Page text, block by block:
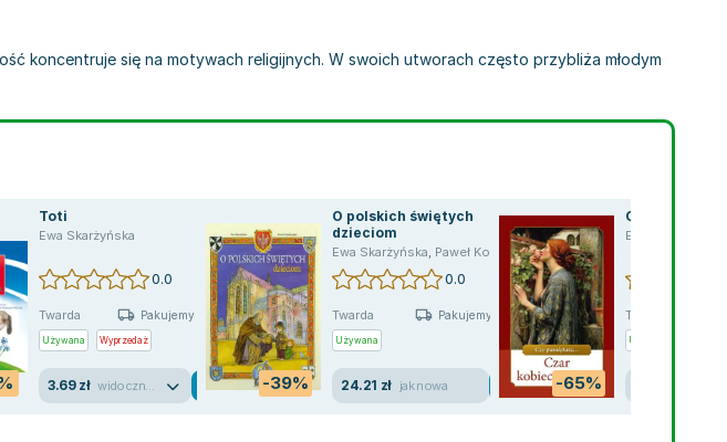
koncentruje się na motywach religijnych. W swoich utworach często przybliża młodym
Toti
Ewa Skarżyńska
0.0
Twarda Pakujemy jutro
Używana Wyprzedaż
3.69 zł -39%
O polskich świętych
dzieciom
Ewa Skarżyńska, Paweł Kołodziejski
0.0
Twarda Pakujemy jutro
Używana
24.21 zł jak nowa -65%
Czar kobiecej
Ewa Skarżyńska
Twarda